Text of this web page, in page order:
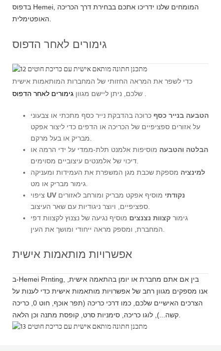
בדפוס Hemei, המומחים שלנו ידריכו אתכם בבחירת דרך הכריכה
גימורים לאחר הדפוס
כדי לשפר את המראה החזותי של המחברות המותאמות אישית
שלכם, ניתן ליישם מגוון גימורים לאחר הדפוס
הטבעה בנייר כסף כרוכה בהדבקת נייר כסף מתכתי או צבעוני
על אזורים ספציפיים של הכריכה או הדפים כדי ליצור אפקט
הבלטה והטבעה מוסיפות אלמנט תלת-ממדי על ידי הרמה או
דיכוי של אלמנטים עיצוביים מסוימים.
למינציה מספקת שכבת מגן המשפרת את העמידות ומעניקה
גימור מבריק או מט.
UV נקודתי מוסיף אפקט מבריק ומורחב לאזורים
ספציפיים, ויוצר ניגודיות עם שאר העיצוב.
גימורקצוות נצנצים מוסיף נגיעה של נצנוץ לקצוות דפי
אפשרויות מותאמות אישית
ב-Hemei Prnting, בין אם אתם מחברת או יומן בהתאמה אישית,
אנו מספקים מגוון רחב של אפשרויות מותאמות אישית כדי לענות על
הצרכים האישיים שלכם, כמו דרכי כריכה (תפר אוכף, חוט 0, כריכה